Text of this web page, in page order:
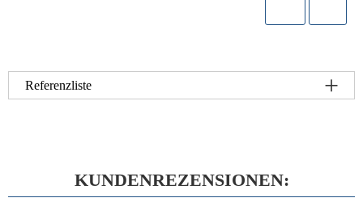
Referenzliste
KUNDENREZENSIONEN: